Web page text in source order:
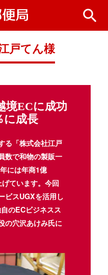
戸てん様
境ECに成功
に成長
る「株式会社江戸
数で和物の製販一
には年商1億
ています。今回
ビスUGXを活用し
のECビジネスス
の穴沢あけみ氏に